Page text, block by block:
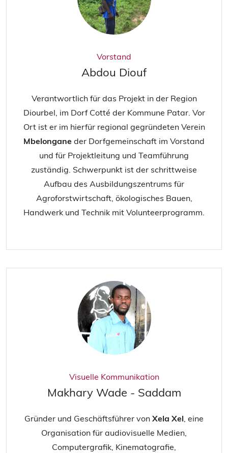
Vorstand
Abdou Diouf
Verantwortlich für das Projekt in der Region
Diourbel, im Dorf Cotté der Kommune Patar. Vor
Ort ist er im hierfür regional gegründeten Verein
Mbelongane der Dorfgemeinschaft im Vorstand
und für Projektleitung und Teamführung
zuständig. Schwerpunkt ist der schrittweise
Aufbau des Ausbildungszentrums für
Agroforstwirtschaft, ökologisches Bauen,
Handwerk und Technik mit Volunteerprogramm.
Visuelle Kommunikation
Makhary Wade - Saddam
Gründer und Geschäftsführer von Xela Xel , eine
Organisation für audiovisuelle Medien,
Computergrafik, Kinematografie,